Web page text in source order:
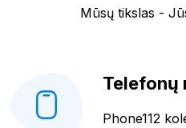
Mūsų tikslas -
Telefonų
Phone112